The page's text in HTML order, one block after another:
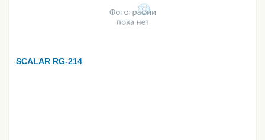
SCALAR RG-214